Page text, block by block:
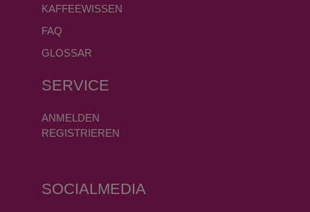
KAFFEEWISSEN
FAQ
GLOSSAR
SERVICE
ANMELDEN
REGISTRIEREN
SOCIALMEDIA